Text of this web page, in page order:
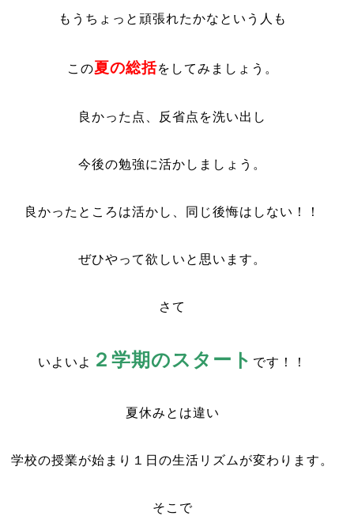
もうちょっと頑張れたかなという人も
この夏の総括をしてみましょう。
良かった点、反省点を洗い出し
今後の勉強に活かしましょう。
良かったところは活かし、同じ後悔はしない！！
ぜひやって欲しいと思います。
さて
いよいよ ２学期のスタート です！！
夏休みとは違い
学校の授業が始まり１日の生活リズムが変わります。
そこで